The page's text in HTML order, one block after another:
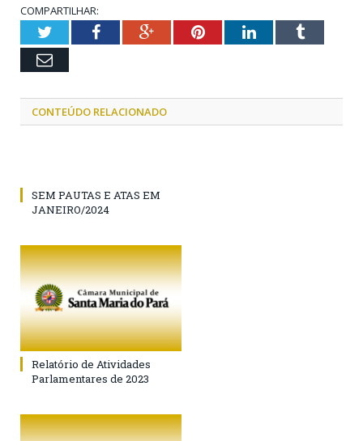
COMPARTILHAR:
TwitterFacebookGoogle+PinterestLinkedInTumblr
Email
CONTEÚDO RELACIONADO
SEM PAUTAS E ATAS EM
JANEIRO/2024
Relatório de Atividades
Parlamentares de 2023